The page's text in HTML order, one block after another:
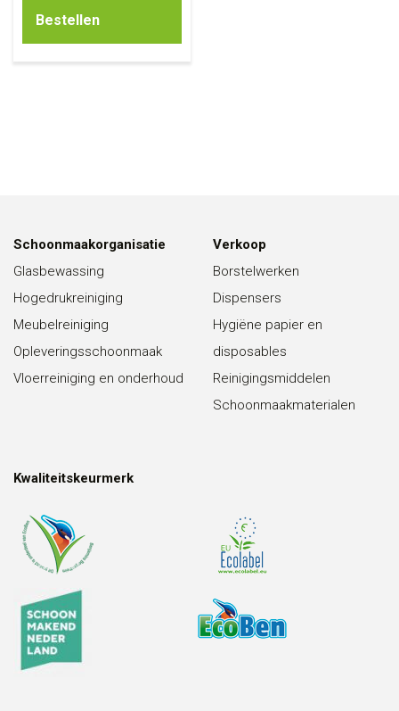
Bestellen
Schoonmaakorganisatie
Glasbewassing
Hogedrukreiniging
Meubelreiniging
Opleveringsschoonmaak
Vloerreiniging en onderhoud
Verkoop
Borstelwerken
Dispensers
Hygiëne papier en
disposables
Reinigingsmiddelen
Schoonmaakmaterialen
Kwaliteitskeurmerk